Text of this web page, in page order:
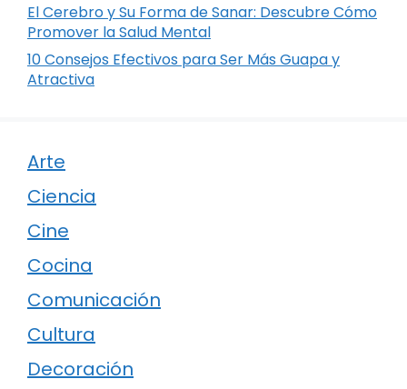
El Cerebro y Su Forma de Sanar: Descubre Cómo
Promover la Salud Mental
10 Consejos Efectivos para Ser Más Guapa y
Atractiva
Arte
Ciencia
Cine
Cocina
Comunicación
Cultura
Decoración